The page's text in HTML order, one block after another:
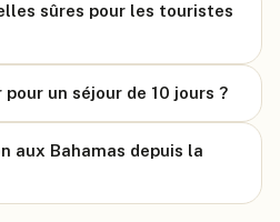
sûres pour les touristes
un séjour de 10 jours ?
aux Bahamas depuis la